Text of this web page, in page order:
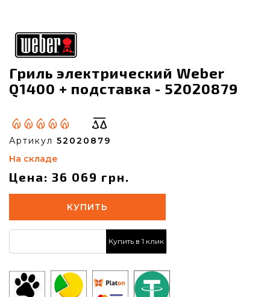
Гриль электрический Weber
Q1400 + подставка - 52020879
Артикул 52020879
На складе
Цена: 36 069 грн.
КУПИТЬ
Купить в 1 клик